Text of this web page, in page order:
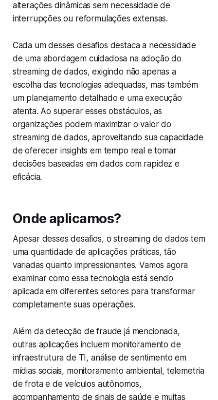
alterações dinâmicas sem necessidade de
interrupções ou reformulações extensas.
Cada um desses desafios destaca a necessidade
de uma abordagem cuidadosa na adoção do
streaming de dados, exigindo não apenas a
escolha das tecnologias adequadas, mas também
um planejamento detalhado e uma execução
atenta. Ao superar esses obstáculos, as
organizações podem maximizar o valor do
streaming de dados, aproveitando sua capacidade
de oferecer insights em tempo real e tomar
decisões baseadas em dados com rapidez e
eficácia.
Onde aplicamos?
Apesar desses desafios, o streaming de dados tem
uma quantidade de aplicações práticas, tão
variadas quanto impressionantes. Vamos agora
examinar como essa tecnologia está sendo
aplicada em diferentes setores para transformar
completamente suas operações.
Além da detecção de fraude já mencionada,
outras aplicações incluem monitoramento de
infraestrutura de TI, análise de sentimento em
mídias sociais, monitoramento ambiental, telemetria
de frota e de veículos autônomos,
acompanhamento de sinais de saúde e muitas